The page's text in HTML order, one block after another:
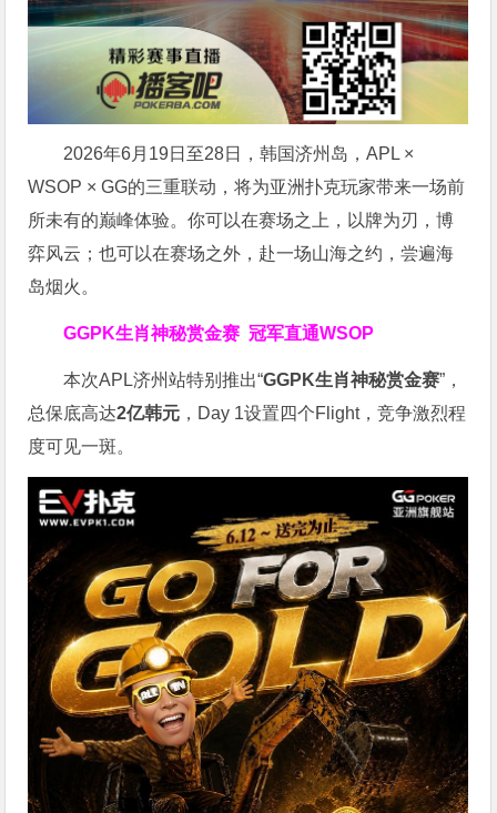
2026年6月19日至28日，韩国济州岛，APL ×
WSOP × GG的三重联动，将为亚洲扑克玩家带来一场前
所未有的巅峰体验。你可以在赛场之上，以牌为刃，博
弈风云；也可以在赛场之外，赴一场山海之约，尝遍海
岛烟火。
GGPK生肖神秘赏金赛冠军直通WSOP
本次APL济州站特别推出“GGPK生肖神秘赏金赛”，
总保底高达2亿韩元 ，Day 1设置四个Flight，竞争激烈程
度可见一斑。